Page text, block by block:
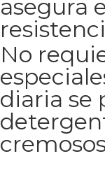
asegura
No
diaria se